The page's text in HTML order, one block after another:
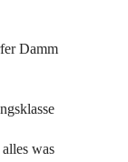
Damm
was